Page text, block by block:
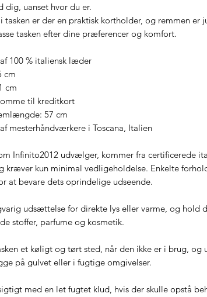
dig, uanset hvor du er.
tasken er der en praktisk kortholder, og remmen er
tasken efter dine præferencer og komfort.
100 % italiensk læder
cm
cm
til kreditkort
57 cm
mesterhåndværkere i Toscana, Italien
Infinito2012 udvælger, kommer fra certificerede
kræver kun minimal vedligeholdelse. Enkelte
at bevare dets oprindelige udseende.
udsættelse for direkte lys eller varme, og hold
stoffer, parfume og kosmetik.
et køligt og tørt sted, når den ikke er i brug, og
på gulvet eller i fugtige omgivelser.
med en let fugtet klud, hvis der skulle opstå